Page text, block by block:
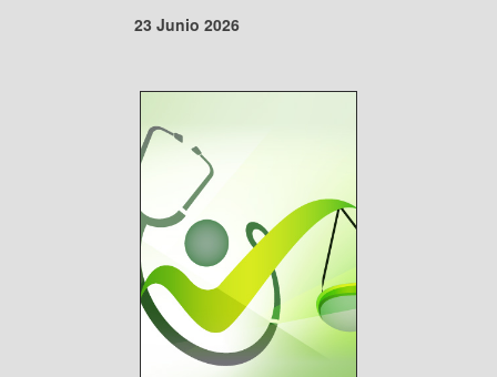
23 Junio 2026